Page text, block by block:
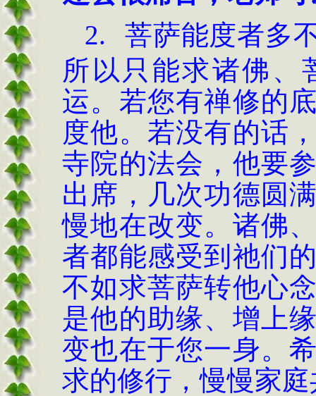
2.
菩萨能度者多
所以只能求诸佛、
运。若您有禅修的
度他。若没有的话
寺院的法会，他要
出席，几次功德圆
慢地在改变。诸佛
者都能感受到祂们
不如求菩萨转他心
是他的助缘、增上
变也在于您一身。
求的修行，慢慢家